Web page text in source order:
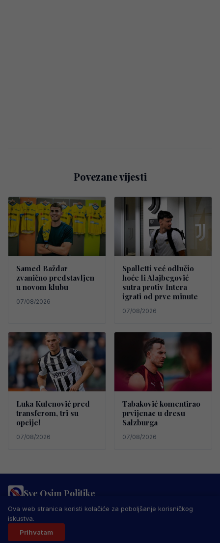
Povezane vijesti
Samed Baždar
zvanično predstavljen
u novom klubu
07/08/2026
Spalletti već odlučio
hoće li Alajbegović
sutra protiv Intera
igrati od prve minute
07/08/2026
Luka Kulenović pred
transferom, tri su
opcije!
07/08/2026
Tabaković komentirao
prvijenac u dresu
Salzburga
07/08/2026
Sve Osim Politike
PRAVILA PRIVATNOSTI MARKETING
USLOVI KORIŠTENJA
IMPRESSUM
© 2026 Sve Osim Politike. Sva prava zadržana.
Ova web stranica koristi kolačiće za poboljšanje korisničkog
iskustva.
Prihvatam